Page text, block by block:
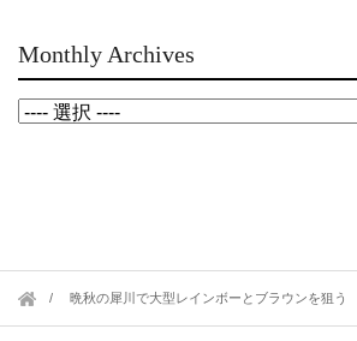
Monthly Archives
晩秋の犀川で大型レインボーとブラウンを狙う